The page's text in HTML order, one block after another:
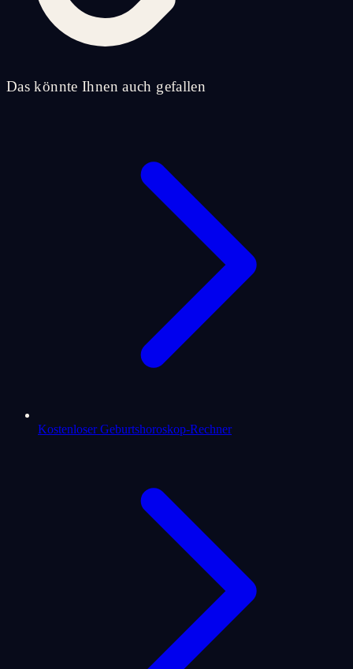
Das könnte Ihnen auch gefallen
Kostenloser Geburtshoroskop-Rechner